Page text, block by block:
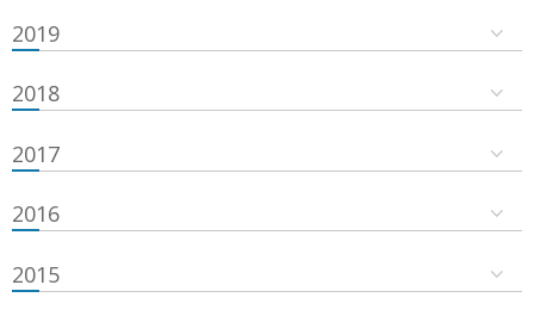
2019
2018
2017
2016
2015